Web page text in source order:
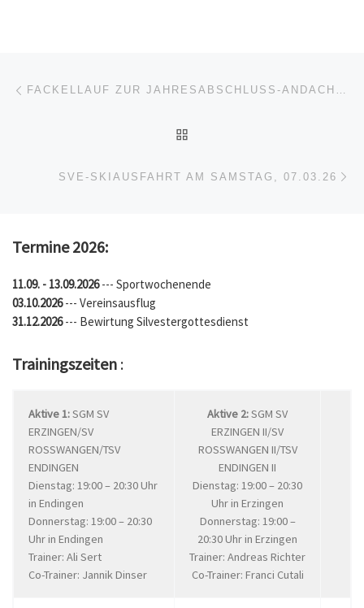
Beitragsnavigation
SVE-SKIAUSFAHRT AM SAMSTAG, 07.03.26
Termine 2026:
11.09. - 13.09.2026--- Sportwochenende
03.10.2026--- Vereinsausflug
31.12.2026--- Bewirtung Silvestergottesdienst
Trainingszeiten :
Aktive 1:SGM SV
ERZINGEN/SV
ROSSWANGEN/TSV
ENDINGEN
Dienstag: 19:00 – 20:30 Uhr
in Endingen
Donnerstag: 19:00 – 20:30
Uhr in Endingen
Trainer: Ali Sert
Co-Trainer: Jannik Dinser
Aktive 2:SGM SV
ERZINGEN II/SV
ROSSWANGEN II/TSV
ENDINGEN II
Dienstag: 19:00 – 20:30
Uhr in Erzingen
Donnerstag: 19:00 –
20:30 Uhr in Erzingen
Trainer: Andreas Richter
Co-Trainer: Franci Cutali